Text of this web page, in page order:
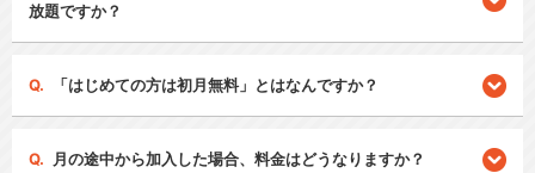
放題ですか？
「はじめての方は初月無料」とはなんですか？
月の途中から加入した場合、料金はどうなりますか？